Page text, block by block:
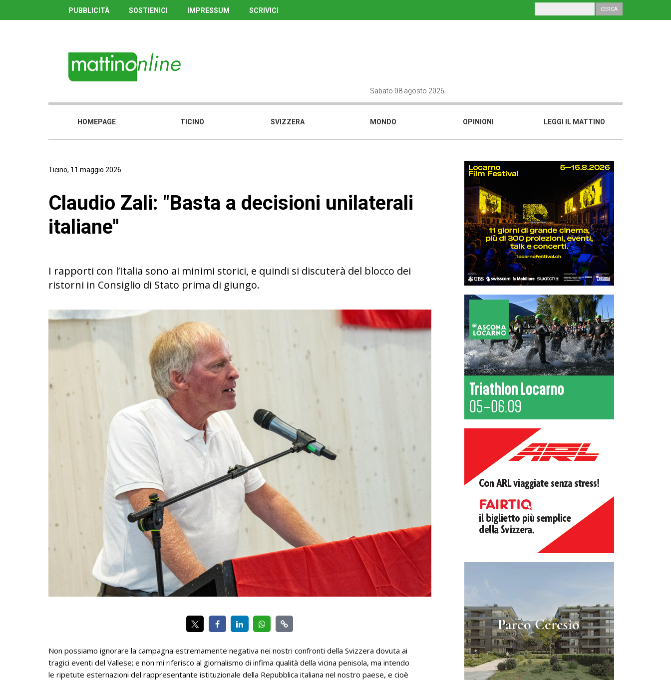
PUBBLICITÀ SOSTIENICI IMPRESSUM SCRIVICI
Sabato 08 agosto 2026
HOMEPAGE TICINO SVIZZERA MONDO OPINIONI LEGGI IL MATTINO
Ticino, 11 maggio 2026
Claudio Zali: "Basta a decisioni unilaterali
italiane"
I rapporti con l’Italia sono ai minimi storici, e quindi si discuterà del blocco dei
ristorni in Consiglio di Stato prima di giungo.
Non possiamo ignorare la campagna estremamente negativa nei nostri confronti della Svizzera dovuta ai
tragici eventi del Vallese; e non mi riferisco al giornalismo di infima qualità della vicina penisola, ma intendo
le ripetute esternazioni del rappresentante istituzionale della Repubblica italiana nel nostro paese, e cioè